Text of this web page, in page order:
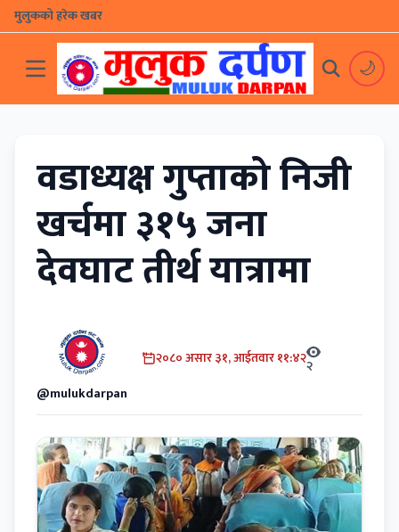
मुलुकको हरेक खबर
🌙
वडाध्यक्ष गुप्ताको निजी
खर्चमा ३१५ जना
देवघाट तीर्थ यात्रामा
@mulukdarpan
२०८० असार ३१, आईतवार ११:४२२